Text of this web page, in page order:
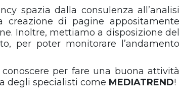
spazia dalla consulenza all’analisi
di pagine appositamente
Inoltre, mettiamo a disposizione del
per poter monitorare l’andamento
per fare una buona attività
degli specialisti come MEDIATREND!